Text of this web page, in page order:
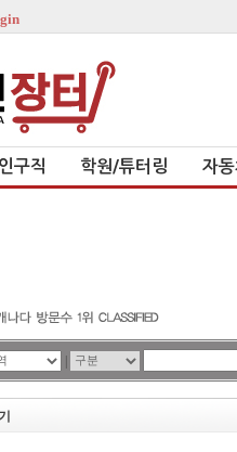
구직 학원/튜터링 자
|